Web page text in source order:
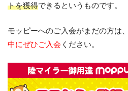
トを獲得できるというものです。
モッピーへのご入会がまだの方は、
中にぜひご入会 ください。